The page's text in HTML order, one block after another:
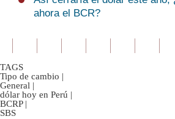
ahora el BCR?
TAGS
Tipo de cambio |
General |
dólar hoy en Perú |
BCRP |
SBS